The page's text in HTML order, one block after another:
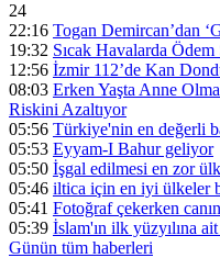
24
22:16 Togan Demircan’dan
19:32 Sıcak Havalarda
12:56 İzmir 112’de Kan
08:03 Erken Yaşta Anne
Riskini Azaltıyor
05:56 Türkiye'nin en değerli
05:53 Eyyam-I Bahur geliyor
05:50 İşgal edilmesi en zor
05:46 iltica için en iyi ülkeler
05:41 Fotoğraf çekerken
05:39 İslam'ın ilk yüzyılına
Günün tüm haberleri